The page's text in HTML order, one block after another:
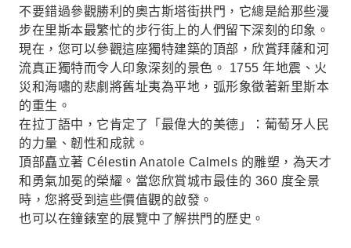
不要錯過參觀勝利的奧古斯塔街拱門，它總是給那些漫
步在里斯本最繁忙的步行街上的人們留下深刻的印象。
現在，您可以參觀這座獨特建築的頂部，欣賞拜薩和河
流真正獨特而令人印象深刻的景色。 1755 年地震、火
災和海嘯的悲​​劇將舊址夷為平地，弧形象徵著新里斯本
的重生。
在拉丁語中，它肯定了「最偉大的美德」：葡萄牙人民
的力量、韌性和成就。
頂部矗立著 Célestin Anatole Calmels 的雕塑，為天才
和勇氣加冕的榮耀。當您欣賞城市最佳的 360 度全景
時，您將受到這些價值觀的啟發。
也可以在鐘錶室的展覽中了解拱門的歷史。